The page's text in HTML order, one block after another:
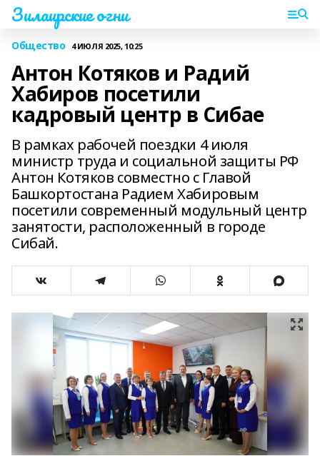
Зилаирские огни
Общество 4 ИЮЛЯ 2025, 10:25
Антон Котяков и Радий
Хабиров посетили
кадровый центр в Сибае
В рамках рабочей поездки 4 июля
министр труда и социальной защиты РФ
Антон Котяков совместно с Главой
Башкортостана Радием Хабировым
посетили современный модульный центр
занятости, расположенный в городе
Сибай.